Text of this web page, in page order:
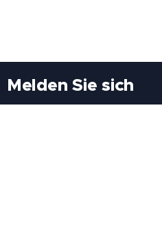
Melden Sie sich